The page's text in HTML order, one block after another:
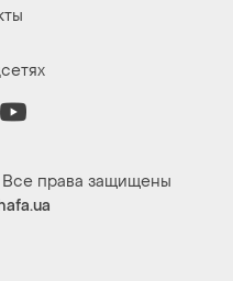
права защищены